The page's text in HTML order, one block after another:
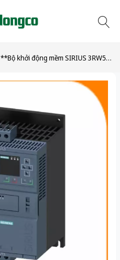
**Bộ khởi động mềm SIRIUS 3RW5544-2HA06 250A**